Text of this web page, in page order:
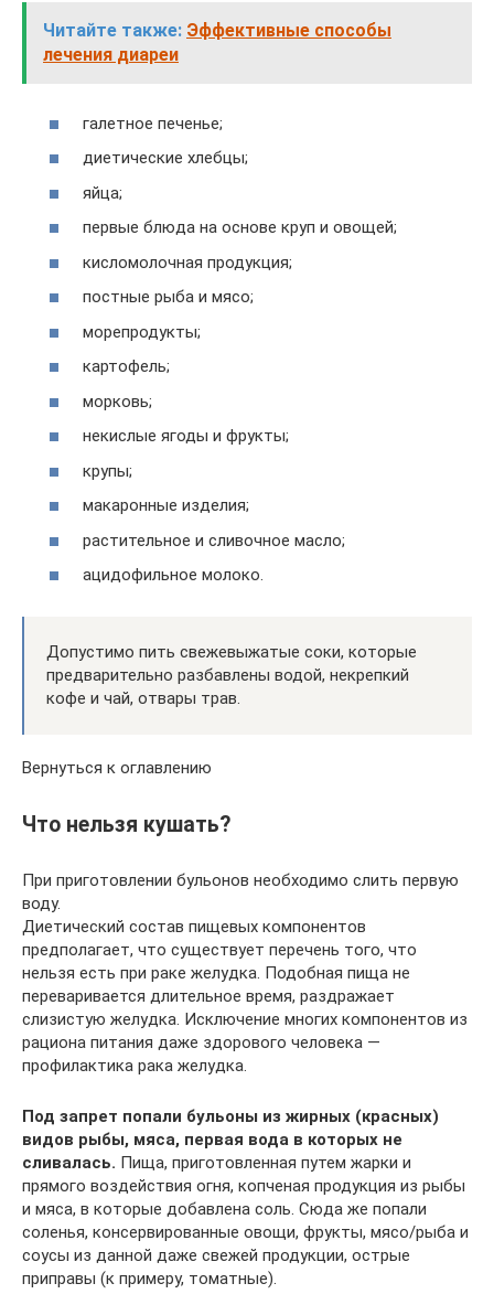
Читайте также: Эффективные способы
лечения диареи
галетное печенье;
диетические хлебцы;
яйца;
первые блюда на основе круп и овощей;
кисломолочная продукция;
постные рыба и мясо;
морепродукты;
картофель;
морковь;
некислые ягоды и фрукты;
крупы;
макаронные изделия;
растительное и сливочное масло;
ацидофильное молоко.
Допустимо пить свежевыжатые соки, которые
предварительно разбавлены водой, некрепкий
кофе и чай, отвары трав.
Вернуться к оглавлению
Что нельзя кушать?
При приготовлении бульонов необходимо слить первую
воду.
Диетический состав пищевых компонентов
предполагает, что существует перечень того, что
нельзя есть при раке желудка. Подобная пища не
переваривается длительное время, раздражает
слизистую желудка. Исключение многих компонентов из
рациона питания даже здорового человека —
профилактика рака желудка.
Под запрет попали бульоны из жирных (красных)
видов рыбы, мяса, первая вода в которых не
сливалась. Пища, приготовленная путем жарки и
прямого воздействия огня, копченая продукция из рыбы
и мяса, в которые добавлена соль. Сюда же попали
соленья, консервированные овощи, фрукты, мясо/рыба и
соусы из данной даже свежей продукции, острые
приправы (к примеру, томатные).